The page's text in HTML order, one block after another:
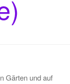
Gärten und auf